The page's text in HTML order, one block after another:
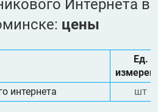
Интернета в
цены
Ед.
интернета
шт